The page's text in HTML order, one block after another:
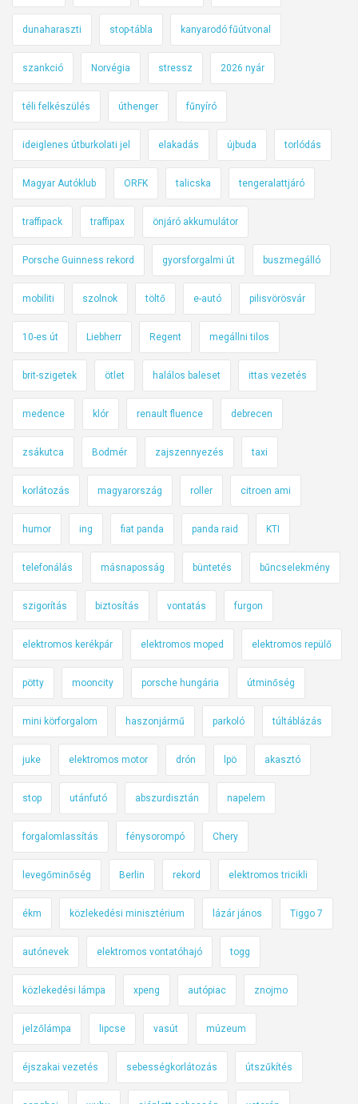
dunaharaszti stop-tábla kanyarodó fűútvonal
szankció Norvégia stressz 2026 nyár
téli felkészülés úthenger fűnyíró
ideiglenes útburkolati jel elakadás újbuda torlódás
Magyar Autóklub ORFK talicska tengeralattjáró
traffipack traffipax önjáró akkumulátor
Porsche Guinness rekord gyorsforgalmi út buszmegálló
mobiliti szolnok töltő e-autó pilisvörösvár
10-es út Liebherr Regent megállni tilos
brit-szigetek ötlet halálos baleset ittas vezetés
medence klór renault fluence debrecen
zsákutca Bodmér zajszennyezés taxi
korlátozás magyarország roller citroen ami
humor ing fiat panda panda raid KTI
telefonálás másnaposság büntetés bűncselekmény
szigorítás biztosítás vontatás furgon
elektromos kerékpár elektromos moped elektromos repülő
pötty mooncity porsche hungária útminőség
mini körforgalom haszonjármű parkoló túltáblázás
juke elektromos motor drón lpö akasztó
stop utánfutó abszurdisztán napelem
forgalomlassítás fénysorompó Chery
levegőminőség Berlin rekord elektromos tricikli
ékm közlekedési minisztérium lázár jános Tiggo 7
autónevek elektromos vontatóhajó togg
közlekedési lámpa xpeng autópiac znojmo
jelzőlámpa lipcse vasút múzeum
éjszakai vezetés sebességkorlátozás útszűkítés